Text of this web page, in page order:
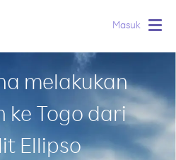
Masuk
melakukan
ke Togo dari
Ellipso